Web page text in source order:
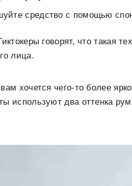
средство с помощью
говорят, что такая
лица.
хочется чего-то более
используют два оттенка